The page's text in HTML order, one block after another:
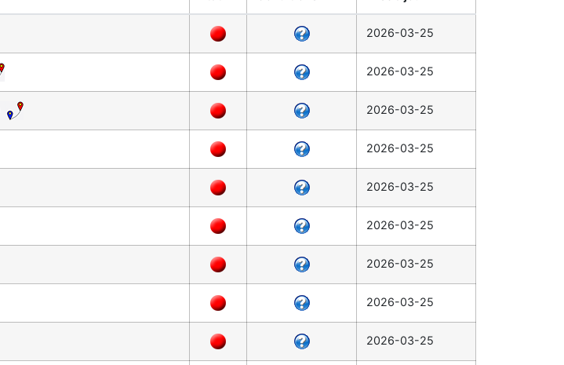
2026-03-25
2026-03-25
2026-03-25
2026-03-25
2026-03-25
2026-03-25
2026-03-25
2026-03-25
2026-03-25